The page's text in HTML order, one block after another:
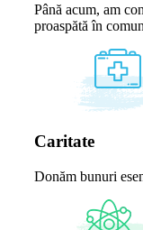
Până acum, am
proaspătă în
Caritate
Donăm bunuri